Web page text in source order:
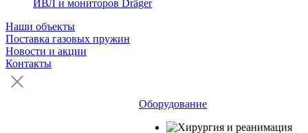
ИВЛ и мониторов Dräger
Наши объекты
Поставка газовых пружин
Новости и акции
Контакты
Оборудование